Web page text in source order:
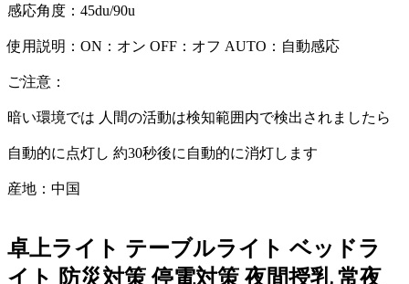
感応角度：45du/90u
使用説明：ON：オン OFF：オフ AUTO：自動感応
ご注意：
暗い環境では 人間の活動は検知範囲内で検出されましたら
自動的に点灯し 約30秒後に自動的に消灯します
産地：中国
卓上ライト テーブルライト ベッドラ
イト 防災対策 停電対策 夜間授乳 常夜